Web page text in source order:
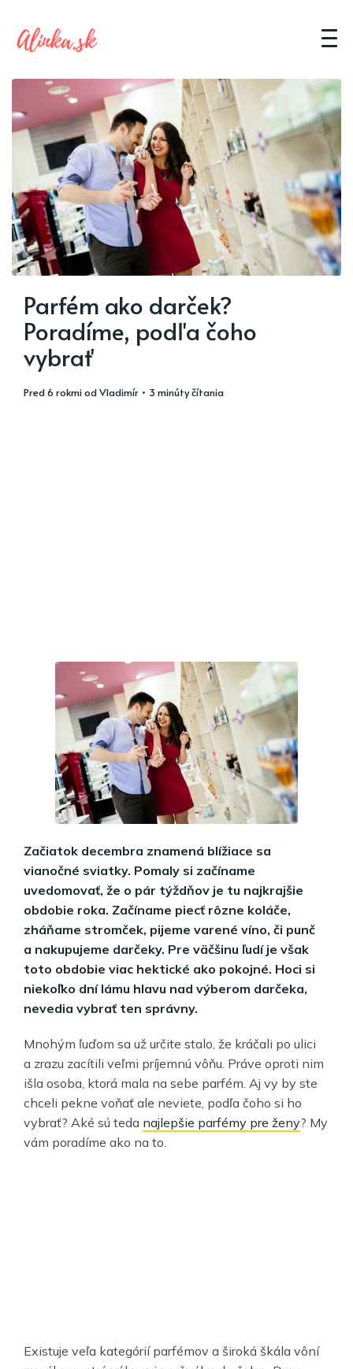
Parfém ako darček?
Poradíme, podľa čoho
vybrať
pred 6 rokmiodVladimír • 3 minúty čítania
Začiatok decembra znamená blížiace sa
vianočné sviatky. Pomaly si začíname
uvedomovať, že o pár týždňov je tu najkrajšie
obdobie roka. Začíname piecť rôzne koláče,
zháňame stromček, pijeme varené víno, či punč
a nakupujeme darčeky. Pre väčšinu ľudí je však
toto obdobie viac hektické ako pokojné. Hoci si
niekoľko dní lámu hlavu nad výberom darčeka,
nevedia vybrať ten správny.
Mnohým ľuďom sa už určite stalo, že kráčali po ulici
a zrazu zacítili veľmi príjemnú vôňu. Práve oproti nim
išla osoba, ktorá mala na sebe parfém. Aj vy by ste
chceli pekne voňať ale neviete, podľa čoho si ho
vybrať? Aké sú teda najlepšie parfémy pre ženy? My
vám poradíme ako na to.
Existuje veľa kategórií parfémov a široká škála vôní